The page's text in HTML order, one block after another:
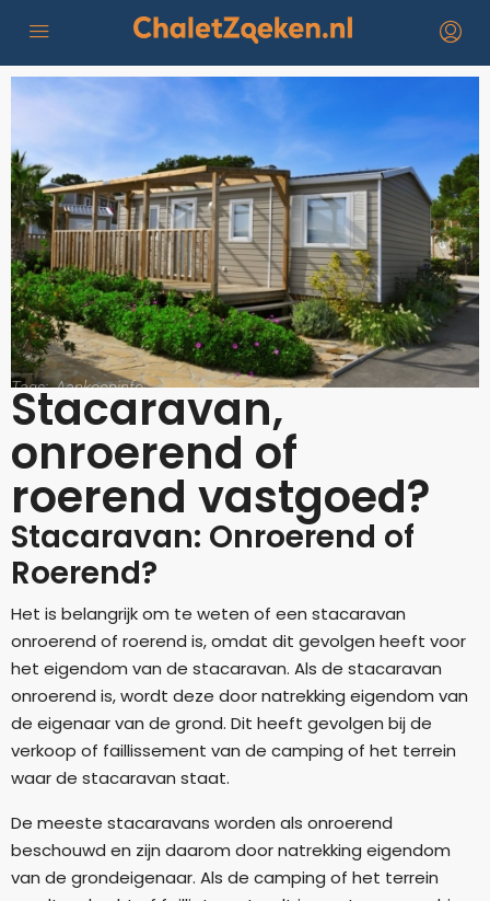
Tags:Aankoopinfo
Stacaravan,
onroerend of
roerend vastgoed?
Stacaravan: Onroerend of
Roerend?
Het is belangrijk om te weten of een stacaravan
onroerend of roerend is, omdat dit gevolgen heeft voor
het eigendom van de stacaravan. Als de stacaravan
onroerend is, wordt deze door natrekking eigendom van
de eigenaar van de grond. Dit heeft gevolgen bij de
verkoop of faillissement van de camping of het terrein
waar de stacaravan staat.
De meeste stacaravans worden als onroerend
beschouwd en zijn daarom door natrekking eigendom
van de grondeigenaar. Als de camping of het terrein